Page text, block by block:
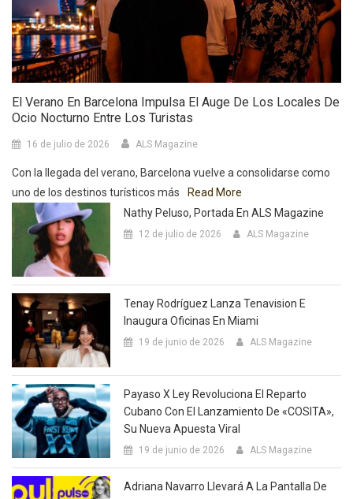
El Verano En Barcelona Impulsa El Auge De Los Locales De
Ocio Nocturno Entre Los Turistas
16 de julio de 2026 ALS Magazine
Con la llegada del verano, Barcelona vuelve a consolidarse como
uno de los destinos turísticos más
Read More
Nathy Peluso, Portada En ALS Magazine
12 de julio de 2026 ALS Magazine
Tenay Rodríguez Lanza Tenavision E
Inaugura Oficinas En Miami
19 de junio de 2026 ALS Magazine
Payaso X Ley Revoluciona El Reparto
Cubano Con El Lanzamiento De «COSITA»,
Su Nueva Apuesta Viral
19 de junio de 2026 ALS Magazine
Adriana Navarro Llevará A La Pantalla De